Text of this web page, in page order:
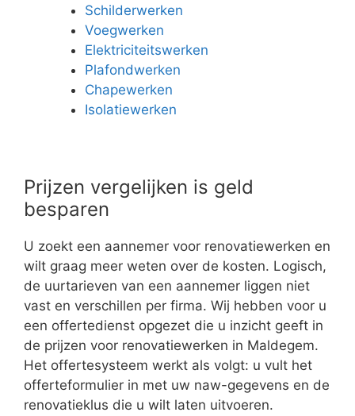
Schilderwerken
Voegwerken
Elektriciteitswerken
Plafondwerken
Chapewerken
Isolatiewerken
Prijzen vergelijken is geld
besparen
U zoekt een aannemer voor renovatiewerken en
wilt graag meer weten over de kosten. Logisch,
de uurtarieven van een aannemer liggen niet
vast en verschillen per firma. Wij hebben voor u
een offertedienst opgezet die u inzicht geeft in
de prijzen voor renovatiewerken in Maldegem.
Het offertesysteem werkt als volgt: u vult het
offerteformulier in met uw naw-gegevens en de
renovatieklus die u wilt laten uitvoeren.